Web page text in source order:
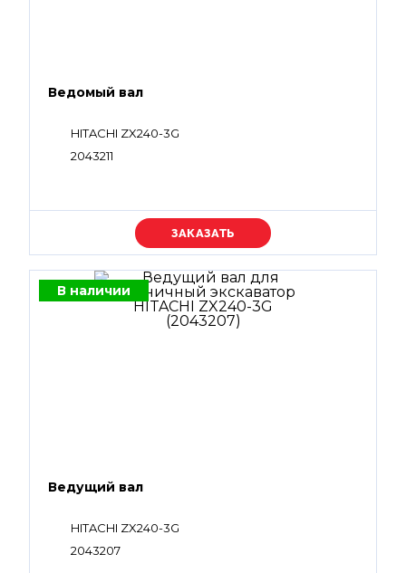
Ведомый вал
HITACHI ZX240-3G
2043211
Уточняйте цену
В наличии
Ведущий вал
HITACHI ZX240-3G
2043207